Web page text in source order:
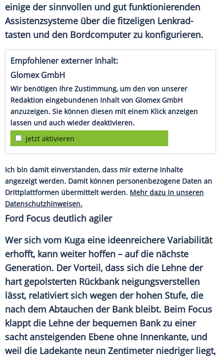
einige der sinnvollen und gut funktionierenden
Assistenzsysteme über die fitzeligen Lenkrad-
tasten und den Bordcomputerzu konfigurieren.
Empfohlener externer Inhalt:
Glomex GmbH
Wir benötigen Ihre Zustimmung, um den von unserer
Redaktion eingebundenen Inhalt von Glomex GmbH
anzuzeigen. Sie können diesen mit einem Klick anzeigen
lassen und auch wieder deaktivieren.
jetzt aktivieren
Ich bin damit einverstanden, dass mir externe Inhalte
angezeigt werden. Damit können personenbezogene Daten an
Drittplattformen übermittelt werden. Mehr dazu in unseren
Datenschutzhinweisen.
Ford Focus deutlich agiler
Wer sich vom Kuga eine ideenreichere Variabilität
erhofft, kann weiter hoffen – auf die nächste
Generation. Der Vorteil, dass sich die Lehne der
hart gepolsterten Rückbank neigungsverstellen
lässt, relativiert sich wegen der hohen Stufe, die
nach dem Abtauchen der Bank bleibt. Beim Focus
klappt die Lehne der bequemen Bank zu einer
sacht ansteigenden Ebene ohne Innenkante, und
weil die Ladekante neun Zentimeter niedriger liegt,